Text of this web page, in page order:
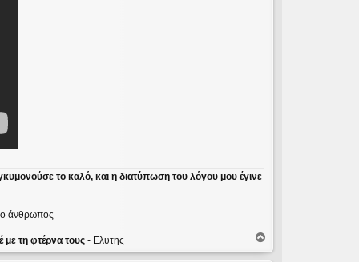
το καλό, και η διατύπωση του λόγου μου έγινε
ο άνθρωπος
με τη φτέρνα τους - Ελυτης
ο